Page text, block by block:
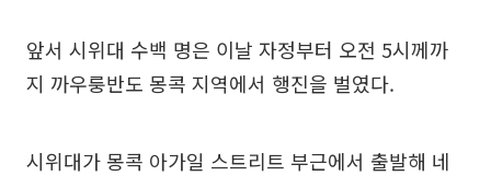
앞서 시위대 수백 명은 이날 자정부터 오전 5시께까
지 까우룽반도 몽콕 지역에서 행진을 벌였다.
시위대가 몽콕 아가일 스트리트 부근에서 출발해 네